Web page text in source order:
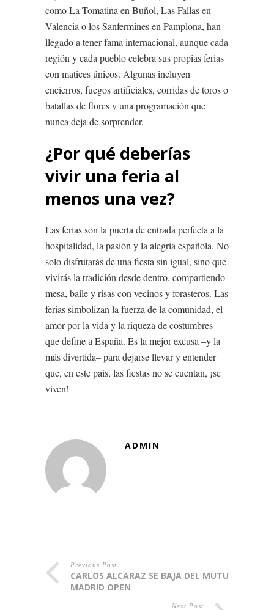
como La Tomatina en Buñol, Las Fallas en
Valencia o los Sanfermines en Pamplona, han
llegado a tener fama internacional, aunque cada
región y cada pueblo celebra sus propias ferias
con matices únicos. Algunas incluyen
encierros, fuegos artificiales, corridas de toros o
batallas de flores y una programación que
nunca deja de sorprender.
¿Por qué deberías
vivir una feria al
menos una vez?
Las ferias son la puerta de entrada perfecta a la
hospitalidad, la pasión y la alegría española. No
solo disfrutarás de una fiesta sin igual, sino que
vivirás la tradición desde dentro, compartiendo
mesa, baile y risas con vecinos y forasteros. Las
ferias simbolizan la fuerza de la comunidad, el
amor por la vida y la riqueza de costumbres
que define a España. Es la mejor excusa –y la
más divertida– para dejarse llevar y entender
que, en este país, las fiestas no se cuentan, ¡se
viven!
ADMIN
Previous Post
CARLOS ALCARAZ SE BAJA DEL MUTUA
MADRID OPEN
Next Post